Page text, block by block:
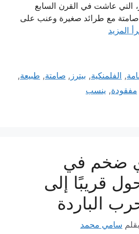
التي عاشت في القرن السابع
مع طرائد صغيرة وعنب على
المزيد
, الفلمنكية, بيترز ,صامتة, طبيعة,
مفقودة, ينسب
ضخم في
قريبًا إلى
الباردة
بقلم سامي محمد